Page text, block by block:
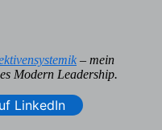
– mein
Modern Leadership.
LinkedIn